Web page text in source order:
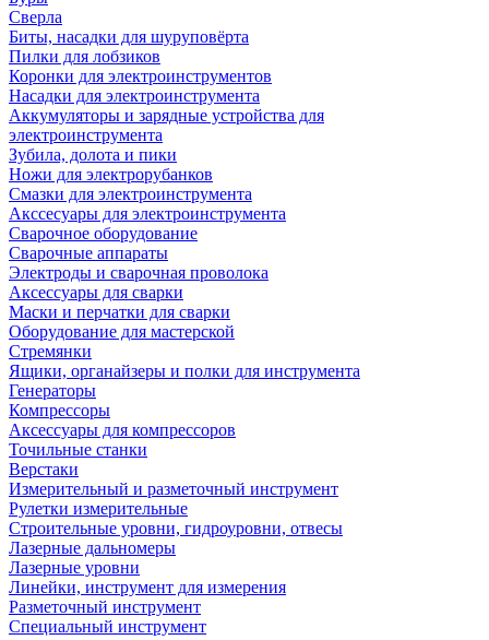
Сверла
Биты, насадки для шуруповёрта
Пилки для лобзиков
Коронки для электроинструментов
Насадки для электроинструмента
Аккумуляторы и зарядные устройства для
электроинструмента
Зубила, долота и пики
Ножи для электрорубанков
Смазки для электроинструмента
Акссесуары для электроинструмента
Сварочное оборудование
Сварочные аппараты
Электроды и сварочная проволока
Аксессуары для сварки
Маски и перчатки для сварки
Оборудование для мастерской
Стремянки
Ящики, органайзеры и полки для инструмента
Генераторы
Компрессоры
Аксессуары для компрессоров
Точильные станки
Верстаки
Измерительный и разметочный инструмент
Рулетки измерительные
Строительные уровни, гидроуровни, отвесы
Лазерные дальномеры
Лазерные уровни
Линейки, инструмент для измерения
Разметочный инструмент
Специальный инструмент